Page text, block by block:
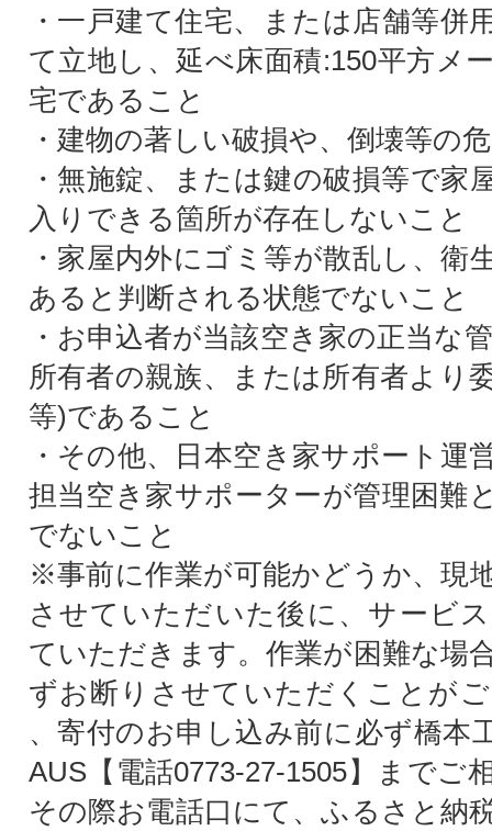
・一戸建て住宅、または店舗等併
て立地し、延べ床面積:150平方メ
宅であること
・建物の著しい破損や、倒壊等の
・無施錠、または鍵の破損等で家
入りできる箇所が存在しないこと
・家屋内外にゴミ等が散乱し、衛
あると判断される状態でないこと
・お申込者が当該空き家の正当な
所有者の親族、または所有者より
等)であること
・その他、日本空き家サポート運
担当空き家サポーターが管理困難
でないこと
※事前に作業が可能かどうか、現
させていただいた後に、サービ
ていただきます。作業が困難な場
ずお断りさせていただくことが
、寄付のお申し込み前に必ず橋本
AUS【電話0773-27-1505】までご
その際お電話口にて、ふるさと納